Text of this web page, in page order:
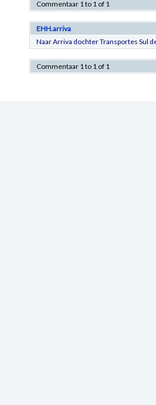
Commentaar 1 to 1 of 1
EHH.arriva
Naar Arriva dochter Transportes Sul
Commentaar 1 to 1 of 1